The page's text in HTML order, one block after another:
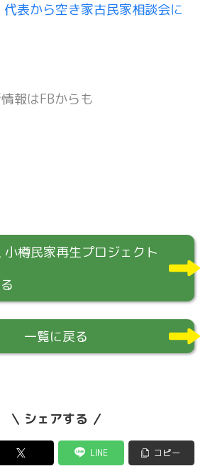
代表から空き家古民家相談会に
報はFBからも
小樽民家再生プロジェクト
一覧に戻る
シェアする
LINE コピー